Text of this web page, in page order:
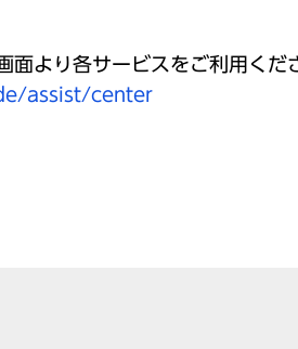
より各サービスをご利用くだ
assist/center